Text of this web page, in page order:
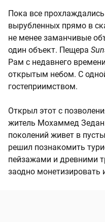
Пока все
вырубленных прямо в
не менее заманчивые
один объект. Пещера
Рам с недавнего
открытым небом. С
гостеприимством.
Открыл этот с
житель Мохаммед
поколений живет в
решил познакомить
пейзажами и древними
заодно монетизировать